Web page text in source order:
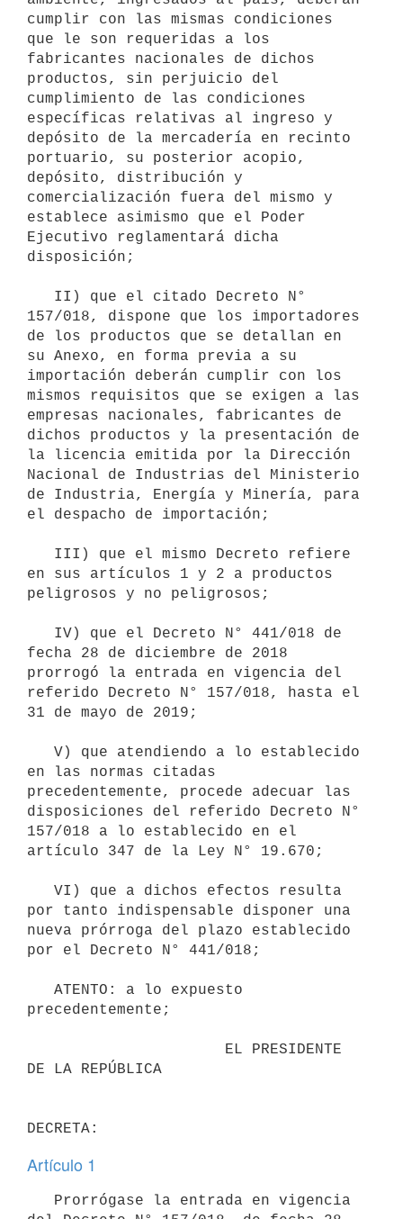
cumplir con las mismas condiciones
que le son requeridas a los
fabricantes nacionales de dichos
productos, sin perjuicio del
cumplimiento de las condiciones
específicas relativas al ingreso y
depósito de la mercadería en recinto
portuario, su posterior acopio,
depósito, distribución y
comercialización fuera del mismo y
establece asimismo que el Poder
Ejecutivo reglamentará dicha
disposición;
157/018, dispone que los importadores
de los productos que se detallan en
su Anexo, en forma previa a su
importación deberán cumplir con los
mismos requisitos que se exigen a las
empresas nacionales, fabricantes de
dichos productos y la presentación de
la licencia emitida por la Dirección
Nacional de Industrias del Ministerio
de Industria, Energía y Minería, para
el despacho de importación;
en sus artículos 1 y 2 a productos
peligrosos y no peligrosos;
fecha 28 de diciembre de 2018
prorrogó la entrada en vigencia del
referido Decreto N° 157/018, hasta el
31 de mayo de 2019;
en las normas citadas
precedentemente, procede adecuar las
disposiciones del referido Decreto N°
157/018 a lo establecido en el
artículo 347 de la Ley N° 19.670;
por tanto indispensable disponer una
nueva prórroga del plazo establecido
por el Decreto N° 441/018;
precedentemente;
DE LA REPÚBLICA
Artículo 1